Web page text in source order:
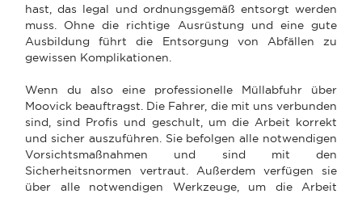
hast, das legal und ordnungsgemäß entsorgt werden
muss. Ohne die richtige Ausrüstung und eine gute
Ausbildung führt die Entsorgung von Abfällen zu
gewissen Komplikationen.
Wenn du also eine professionelle Müllabfuhr über
Moovick beauftragst. Die Fahrer, die mit uns verbunden
sind, sind Profis und geschult, um die Arbeit korrekt
und sicher auszuführen. Sie befolgen alle notwendigen
Vorsichtsmaßnahmen und sind mit den
Sicherheitsnormen vertraut. Außerdem verfügen sie
über alle notwendigen Werkzeuge, um die Arbeit